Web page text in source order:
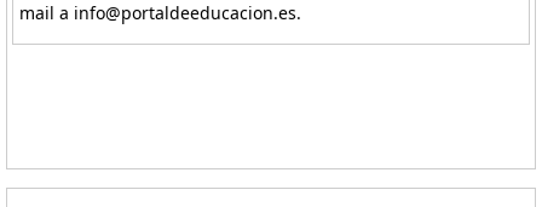
mail a info@portaldeeducacion.es.